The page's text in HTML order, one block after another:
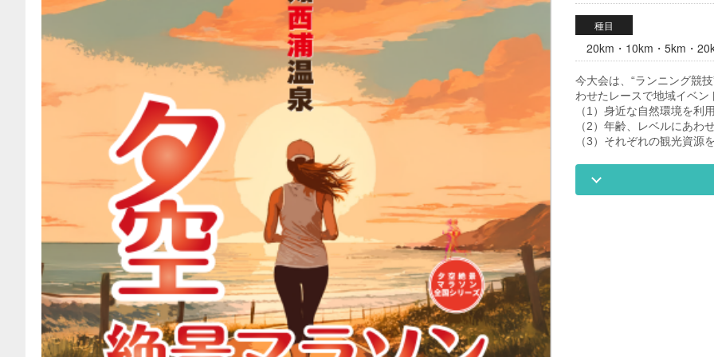
種目
20km・10km・5km・
今大会は、“ランニング競
わせたレースで地域イベン
（1）身近な自然環境を利
（2）年齢、レベルにあわ
（3）それぞれの観光資源